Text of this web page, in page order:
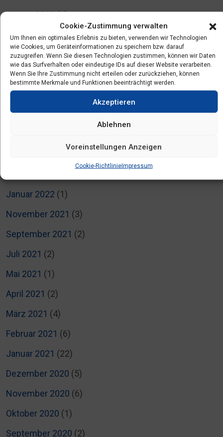
Cookie-Zustimmung verwalten
Um Ihnen ein optimales Erlebnis zu bieten, verwenden wir Technologien
wie Cookies, um Geräteinformationen zu speichern bzw. darauf
zuzugreifen. Wenn Sie diesen Technologien zustimmen, können wir Daten
wie das Surfverhalten oder eindeutige IDs auf dieser Website verarbeiten.
Wenn Sie Ihre Zustimmung nicht erteilen oder zurückziehen, können
bestimmte Merkmale und Funktionen beeinträchtigt werden.
Akzeptieren
Ablehnen
Voreinstellungen Anzeigen
Cookie-RichtlinieImpressum
Januar 2023(1)
Dezember 2022(1)
November 2022(1)
August 2022(1)
Juli 2022
Juni 2022(3)
Januar 2022 (1)
November 2021 (3)
September 2021 (2)
Juli 2021 (2)
Mai 2021 (1)
April 2021 (2)
März 2021 (4)
Februar 2021 (6)
Januar 2021 (22)
Dezember 2020 (5)
November 2020 (6)
Oktober 2020 (1)
September 2020 (2)